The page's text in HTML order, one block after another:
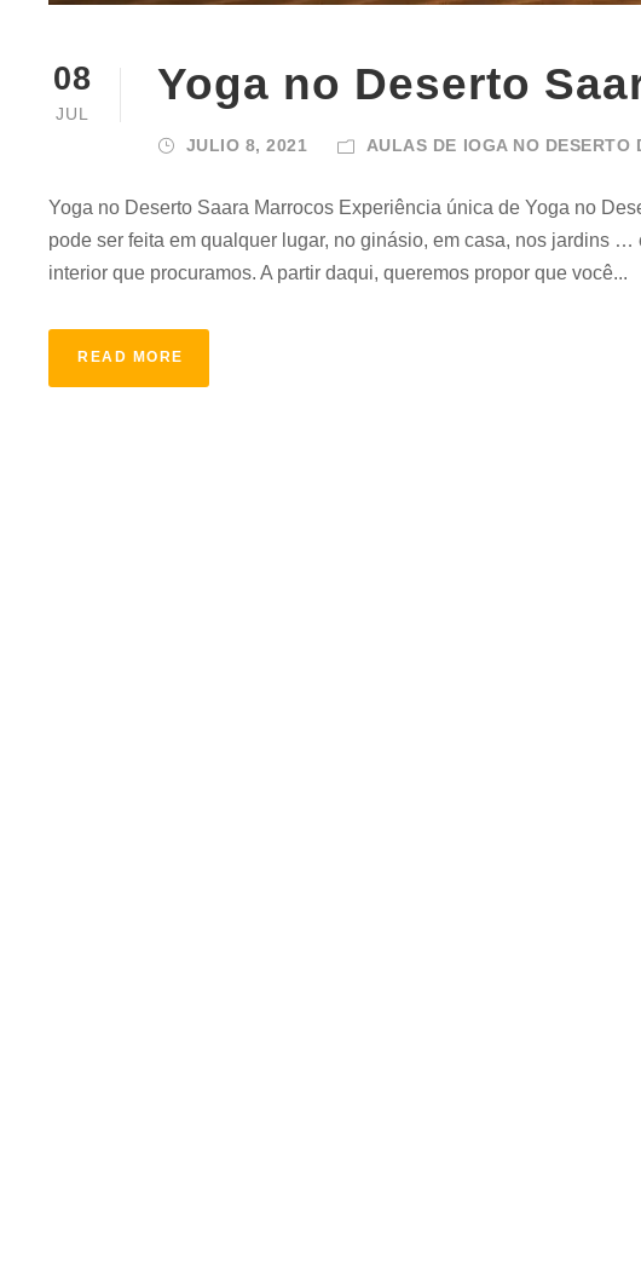
08
JUL
Yoga no Deserto
JULIO 8, 2021 AULAS DE IOGA NO DESERTO
Yoga no Deserto Saara Marrocos Experiência única de Yoga no
pode ser feita em qualquer lugar, no ginásio, em casa, nos jardins
interior que procuramos. A partir daqui, queremos propor que você...
READ MORE